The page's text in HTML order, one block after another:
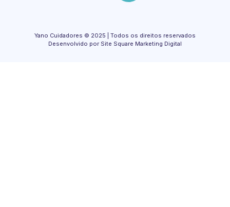
Yano Cuidadores © 2025 | Todos os direitos reservados
Desenvolvido por Site Square Marketing Digital